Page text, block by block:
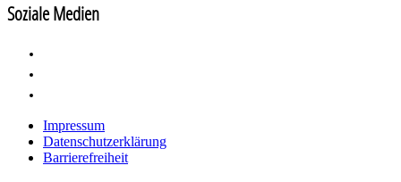
Soziale Medien
Impressum
Datenschutzerklärung
Barrierefreiheit